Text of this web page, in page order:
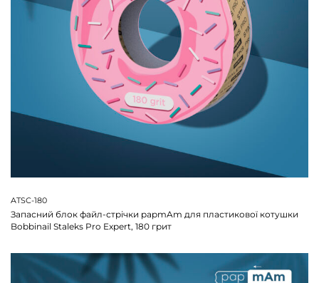
ATSC-180
Запасний блок файл-стрічки papmAm для пластикової котушки
Bobbinail Staleks Pro Expert, 180 грит